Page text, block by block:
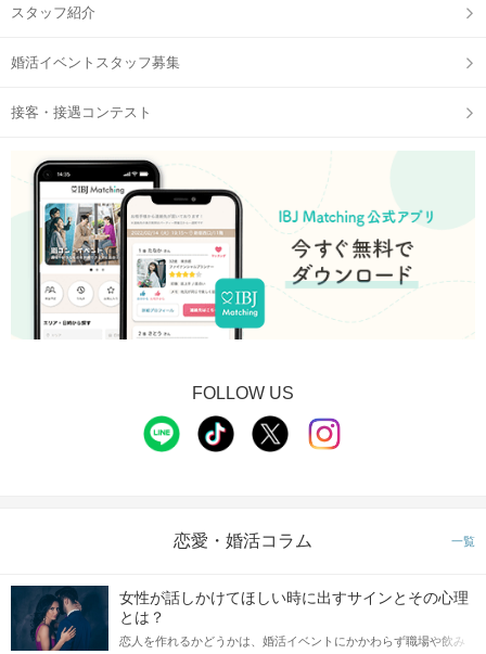
アピールタイム
スタッフ紹介
婚活イベントスタッフ募集
接客・接遇コンテスト
FOLLOW US
恋愛・婚活コラム 一覧
女性が話しかけてほしい時に出すサインとその心理
とは？
恋人を作れるかどうかは、婚活イベントにかかわらず職場や飲み